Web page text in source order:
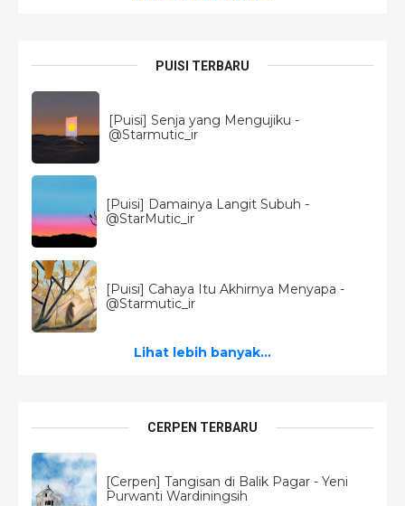
PUISI TERBARU
[Puisi] Senja yang Mengujiku -
@Starmutic_ir
[Puisi] Damainya Langit Subuh -
@StarMutic_ir
[Puisi] Cahaya Itu Akhirnya Menyapa -
@Starmutic_ir
Lihat lebih banyak...
CERPEN TERBARU
[Cerpen] Tangisan di Balik Pagar - Yeni
Purwanti Wardiningsih